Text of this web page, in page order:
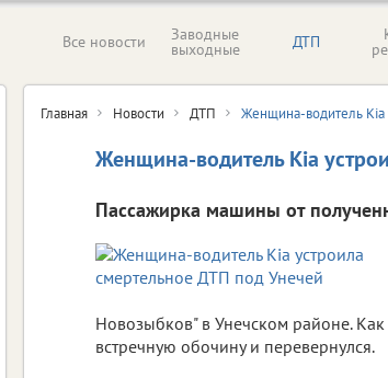
Все новости Заводные
выходные ДТП
Главная Новости ДТП Женщина-водитель Kia
Женщина-водитель Kia
Пассажирка машины от
Новозыбков" в Унечском районе.
встречную обочину и перевернулся.